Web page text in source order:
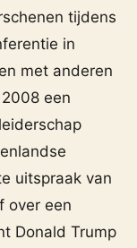
tijdens
in
met anderen
een
uitspraak van
over een
Donald Trump